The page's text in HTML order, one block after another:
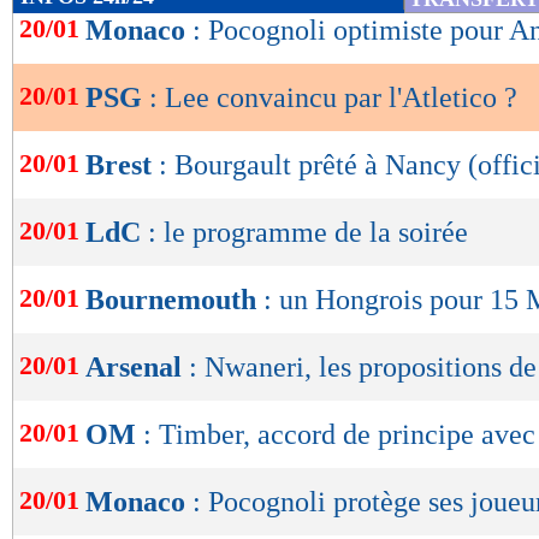
de
OK
20/01 Monaco : Pocognoli optimiste pour
20/01 PSG : Lee convaincu par l'Atletico ?
20/01 Brest : Bourgault prêté à Nancy
20/01 LdC : le programme de la soirée
20/01 Bournemouth : un Hongrois pour 15
20/01 Arsenal : Nwaneri, les propositions
20/01 OM : Timber, accord de principe
20/01 Monaco : Pocognoli protège ses